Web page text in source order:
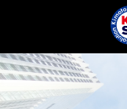
ン
ツ
ス
ー
シ
ン